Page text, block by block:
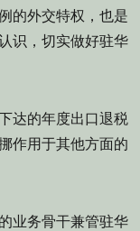
的外交特权，也是
识，切实做好驻华
达的年度出口退税
作用于其他方面的
业务骨干兼管驻华